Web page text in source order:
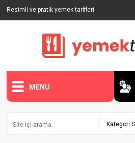
Resimli ve pratik yemek tarifleri
MENU